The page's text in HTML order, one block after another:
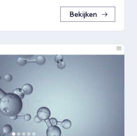
Bekijken